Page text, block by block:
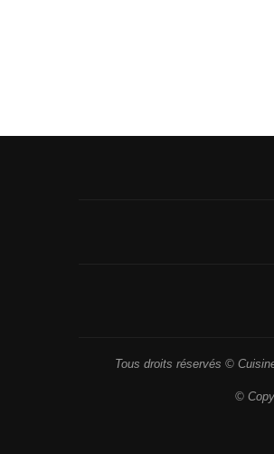
Tous droits réservés ©
©